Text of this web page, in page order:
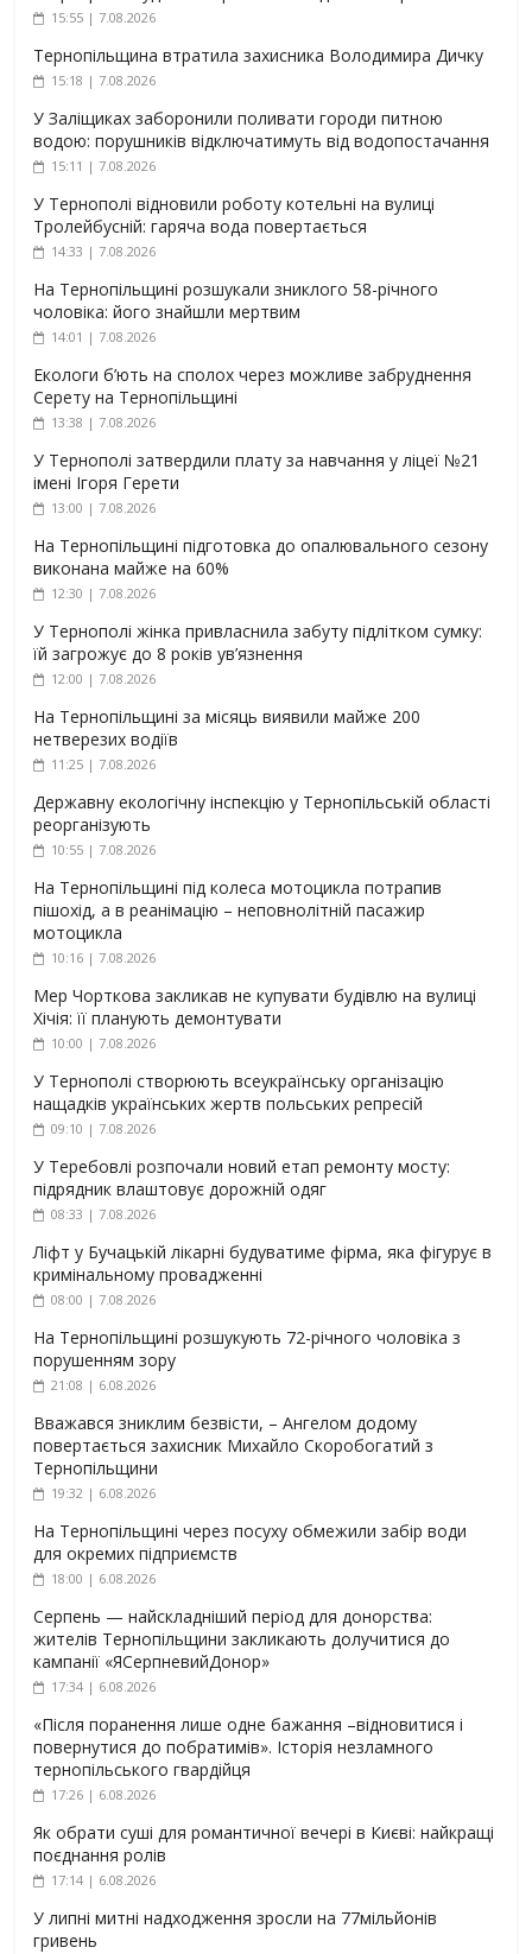
15:55 | 7.08.2026
Тернопільщина втратила захисника Володимира Дичку
15:18 | 7.08.2026
У Заліщиках заборонили поливати городи питною
водою: порушників відключатимуть від водопостачання
15:11 | 7.08.2026
У Тернополі відновили роботу котельні на вулиці
Тролейбусній: гаряча вода повертається
14:33 | 7.08.2026
На Тернопільщині розшукали зниклого 58-річного
чоловіка: його знайшли мертвим
14:01 | 7.08.2026
Екологи б’ють на сполох через можливе забруднення
Серету на Тернопільщині
13:38 | 7.08.2026
У Тернополі затвердили плату за навчання у ліцеї №21
імені Ігоря Герети
13:00 | 7.08.2026
На Тернопільщині підготовка до опалювального сезону
виконана майже на 60%
12:30 | 7.08.2026
У Тернополі жінка привласнила забуту підлітком сумку:
їй загрожує до 8 років ув’язнення
12:00 | 7.08.2026
На Тернопільщині за місяць виявили майже 200
нетверезих водіїв
11:25 | 7.08.2026
Державну екологічну інспекцію у Тернопільській області
реорганізують
10:55 | 7.08.2026
На Тернопільщині під колеса мотоцикла потрапив
пішохід, а в реанімацію – неповнолітній пасажир
мотоцикла
10:16 | 7.08.2026
Мер Чорткова закликав не купувати будівлю на вулиці
Хічія: її планують демонтувати
10:00 | 7.08.2026
У Тернополі створюють всеукраїнську організацію
нащадків українських жертв польських репресій
09:10 | 7.08.2026
У Теребовлі розпочали новий етап ремонту мосту:
підрядник влаштовує дорожній одяг
08:33 | 7.08.2026
Ліфт у Бучацькій лікарні будуватиме фірма, яка фігурує в
кримінальному провадженні
08:00 | 7.08.2026
На Тернопільщині розшукують 72-річного чоловіка з
порушенням зору
21:08 | 6.08.2026
Вважався зниклим безвісти, – Ангелом додому
повертається захисник Михайло Скоробогатий з
Тернопільщини
19:32 | 6.08.2026
На Тернопільщині через посуху обмежили забір води
для окремих підприємств
18:00 | 6.08.2026
Серпень — найскладніший період для донорства:
жителів Тернопільщини закликають долучитися до
кампанії «ЯСерпневийДонор»
17:34 | 6.08.2026
«Після поранення лише одне бажання –відновитися і
повернутися до побратимів». Історія незламного
тернопільського гвардійця
17:26 | 6.08.2026
Як обрати суші для романтичної вечері в Києві: найкращі
поєднання ролів
17:14 | 6.08.2026
У липні митні надходження зросли на 77мільйонів
гривень